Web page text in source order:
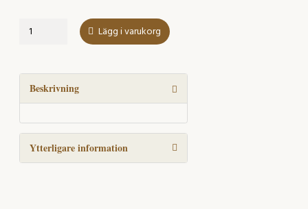
skandinaviska
kontakternas
historia
mängd
Lägg i varukorg
Beskrivning
Ytterligare information